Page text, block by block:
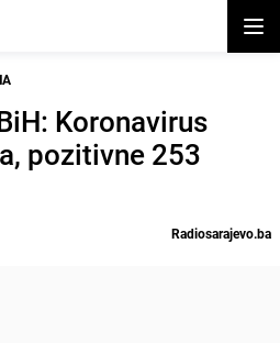
Koronavirus
pozitivne 253
Radiosarajevo.ba